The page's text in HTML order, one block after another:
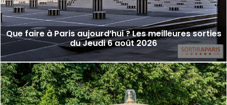
Que faire à Paris aujourd’hui ? Les meilleures sorties
du Jeudi 6 août 2026